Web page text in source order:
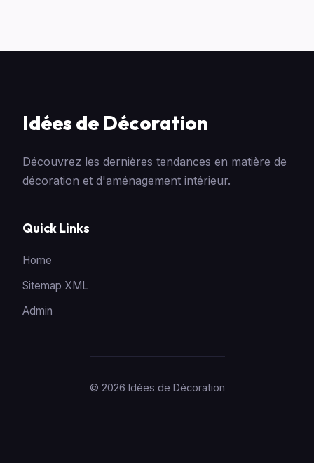
Idées de Décoration
Découvrez les dernières tendances en matière de
décoration et d'aménagement intérieur.
Quick Links
Home
Sitemap XML
Admin
© 2026 Idées de Décoration